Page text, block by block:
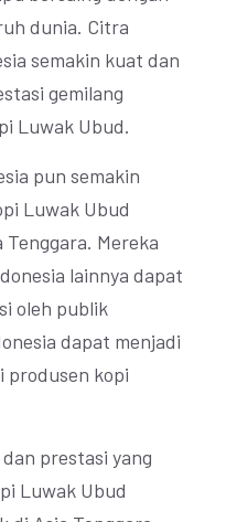
dunia. Citra
semakin kuat dan
gemilang
Luwak Ubud.
pun semakin
Luwak Ubud
Mereka
lainnya dapat
oleh publik
dapat menjadi
produsen kopi
prestasi yang
Luwak Ubud